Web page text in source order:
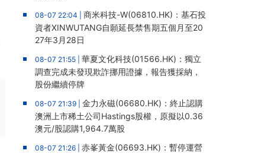
08-07 22:04 | 商米科技-W(06810.HK)：基石投
資者XINWUTANG自願延長禁售期五個月至20
27年3月28日
08-07 21:55 | 華夏文化科技(01566.HK)：獨立
調查完成未發現欺詐挪用證據，報告獲採納，
股份繼續停牌
08-07 21:39 | 金力永磁(06680.HK)：終止認購
澳洲上市稀土公司Hastings股權，原擬以0.36
澳元/股認購1,964.7萬股
08-07 21:26 | 赤峯黃金(06693.HK)：暫停運營